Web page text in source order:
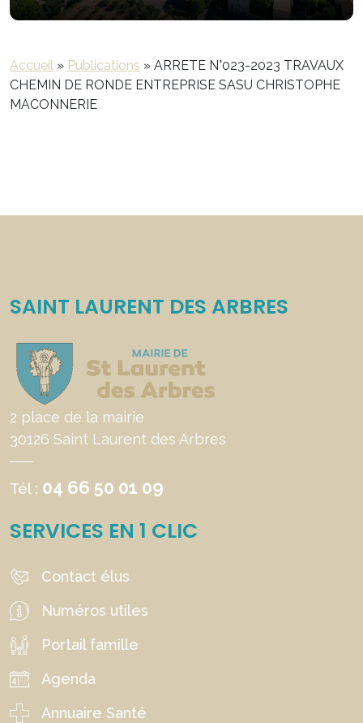
Accueil » Publications » ARRETE N°023-2023 TRAVAUX
CHEMIN DE RONDE ENTREPRISE SASU CHRISTOPHE
MACONNERIE
SAINT LAURENT DES ARBRES
2 place de la mairie
30126 Saint Laurent des Arbres
Tél : 04 66 50 01 09
SERVICES EN 1 CLIC
Contact élus
Numéros utiles
Portail famille
Agenda
Annuaire Santé